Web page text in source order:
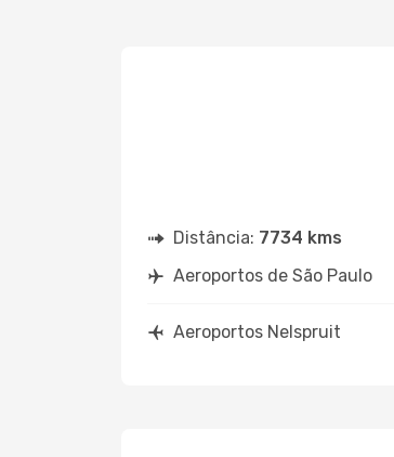
Distância: 7734 kms
Aeroportos de São Paulo
Aeroportos Nelspruit